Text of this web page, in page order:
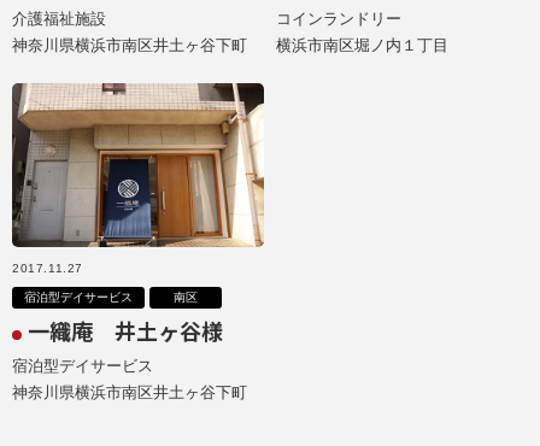
介護福祉施設
神奈川県横浜市南区井土ヶ谷下町
コインランドリー
横浜市南区堀ノ内１丁目
2017.11.27
宿泊型デイサービス 南区
一織庵 井土ヶ谷様
宿泊型デイサービス
神奈川県横浜市南区井土ヶ谷下町